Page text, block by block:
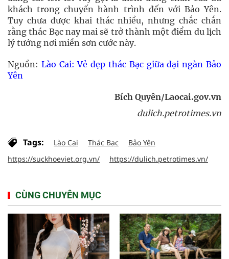
khách trong chuyến hành trình đến với Bảo Yên.
Tuy chưa được khai thác nhiều, nhưng chắc chắn
rằng thác Bạc nay mai sẽ trở thành một điểm du lịch
lý tưởng nơi miền sơn cước này.
Nguồn: Lào Cai: Vẻ đẹp thác Bạc giữa đại ngàn Bảo
Yên
Bích Quyên/Laocai.gov.vn
dulich.petrotimes.vn
Tags: Lào Cai Thác Bạc
Bảo Yên
https://suckhoeviet.org.vn/
https://dulich.petrotimes.vn/
CÙNG CHUYÊN MỤC